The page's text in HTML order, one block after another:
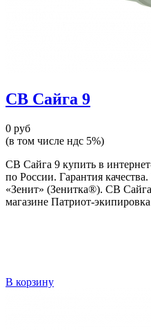
СВ Сайга 9
0 руб
(в том числе ндс 5%)
СВ Сайга 9 купить в
по России. Гарантия
«Зенит» (Зенитка®). СВ
магазине Патриот-
В корзину